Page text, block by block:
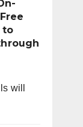
6,464
店。
前
年
店
レ
ポ
ー
チ
to
will